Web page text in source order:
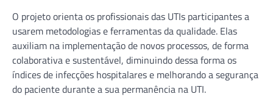
O projeto orienta os profissionais das UTIs participantes a
usarem metodologias e ferramentas da qualidade. Elas
auxiliam na implementação de novos processos, de forma
colaborativa e sustentável, diminuindo dessa forma os
índices de infecções hospitalares e melhorando a segurança
do paciente durante a sua permanência na UTI.